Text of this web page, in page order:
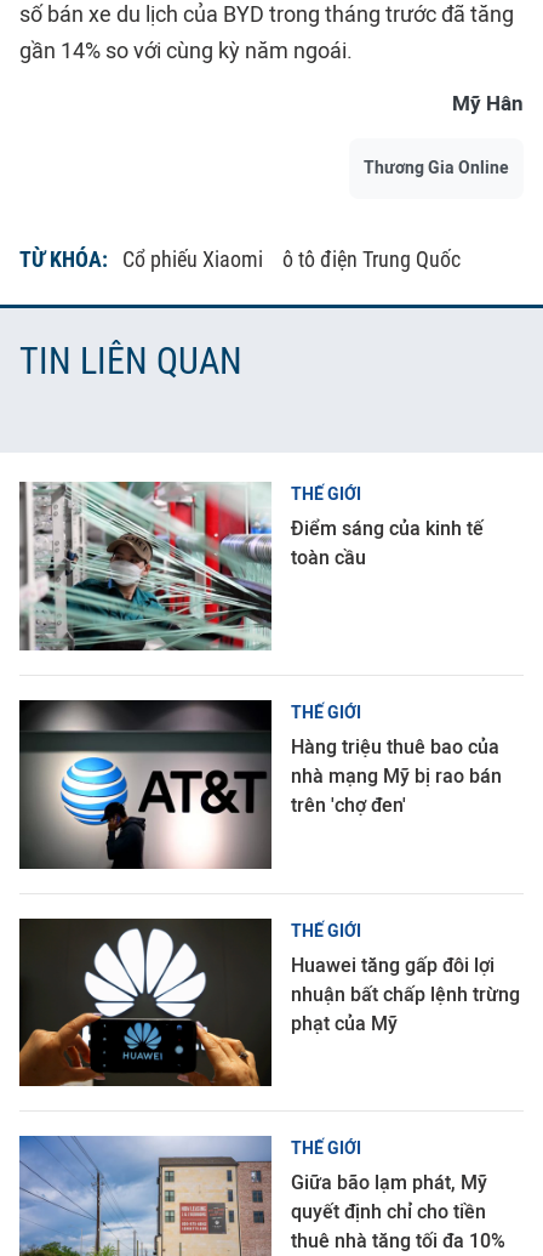
số bán xe du lịch của BYD trong tháng trước đã tăng
gần 14% so với cùng kỳ năm ngoái.
Mỹ Hân
Thương Gia Online
TỪ KHÓA: Cổ phiếu Xiaomi ô tô điện Trung Quốc
TIN LIÊN QUAN
THẾ GIỚI
Điểm sáng của kinh tế
toàn cầu
THẾ GIỚI
Hàng triệu thuê bao của
nhà mạng Mỹ bị rao bán
trên 'chợ đen'
THẾ GIỚI
Huawei tăng gấp đôi lợi
nhuận bất chấp lệnh trừng
phạt của Mỹ
THẾ GIỚI
Giữa bão lạm phát, Mỹ
quyết định chỉ cho tiền
thuê nhà tăng tối đa 10%